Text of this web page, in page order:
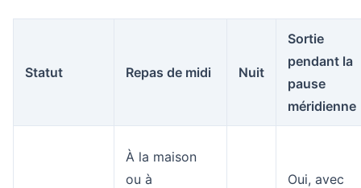
Statut Repas de midi Nuit
Sortie
pendant la
pause
méridienne
À la maison
ou à
Oui, avec